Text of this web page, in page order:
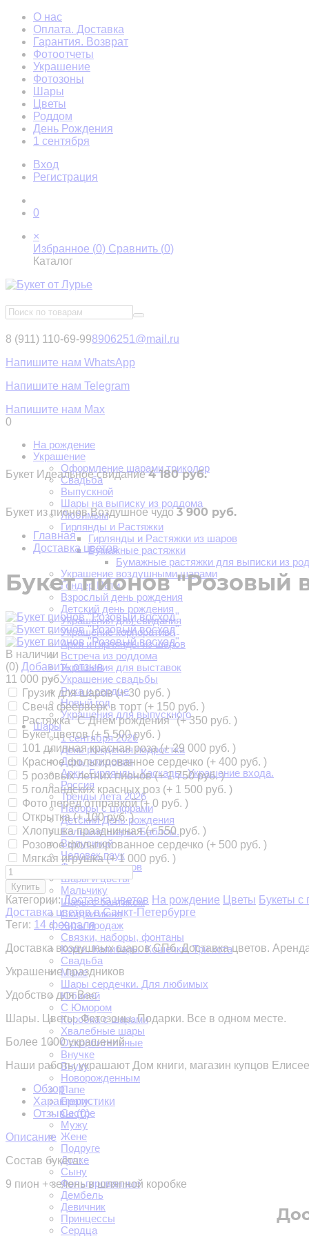
О нас
Оплата. Доставка
Гарантия. Возврат
Фотоотчеты
Украшение
Фотозоны
Шары
Цветы
Роддом
День Рождения
1 сентября
Вход
Регистрация
0
×
Избранное (0) Сравнить (0)
Каталог
8 (911) 110-69-998906251@mail.ru
Напишите нам WhatsApp
Напишите нам Telegram
Напишите нам Max
0
На рождение
Украшение
Оформление шарами триколор
Свадьба
Выпускной
Шары на выписку из роддома
Любимым
Гирлянды и Растяжки
Гирлянды и Растяжки из шаров
Бумажные растяжки
Бумажные растяжки для выписки из
Украшение воздушными шарами
Гендер Пати
Взрослый день рождения
Детский день рождения
Украшения для свидания
Украшение корпоратива
Арки и гирлянды из шаров
Встреча из роддома
Украшения для выставок
Украшение свадьбы
Рука и сердце
Новый год
Украшения для выпускного
Шары
1 сентября 2026
День рождения подростка
День рождения
Арки. Гирлянды. Каскады. Украшение входа.
Россия
Тренды лета 2026
Наборы с цифрами
Детский День рождения
Большие шары. Баблсы.
Выпускной
Человек паук
Фигуры из шаров
Шары и цветы
Мальчику
Шары с бантиком
Скидки июня
Хиты продаж
Связки, наборы, фонтаны
Корги. Капибары. Кошечки. Три кота
Свадьба
Маме
Шары сердечки. Для любимых
Юбилей
С Юмором
Коробка с шарами
Хвалебные шары
Оскорбительные
Внучке
Внуку
Новорожденным
Папе
Брату
Сестре
Мужу
Жене
Подруге
Дочке
Сыну
Фольгированные
Дембель
Девичник
Принцессы
Сердца
Букет Идеальное свидание4 180 руб.
Букет из пионов Воздушное чудо 3 900 руб.
Главная
Доставка цветов
Букет пионов "Розовый
В наличии
(0) Добавить отзыв
11 000 руб.
Грузик для шаров (+30 руб. )
Свеча феерверк в торт (+ 150 руб. )
Растяжка "С Днем рождения" (+350 руб. )
Букет цветов (+5 500 руб. )
101 длинная красная роза (+29 000 руб. )
Красное фольгированное сердечко (+ 400 руб. )
5 розовых летних пионов (+1 750 руб.)
5 голландских красных роз (+ 1 500 руб. )
Фото перед отправкой (+ 0 руб. )
Открытка (+100 руб.)
Хлопушка праздничная (+550 руб. )
Розовое фольгированное сердечко (+ 500 руб. )
Мягкая игрушка (+1 000 руб. )
Купить
Категории:Доставка цветов На рождение Цветы Букеты с
Доставка цветов в Санкт-Петербурге
Теги: 14 февраля
Доставка воздушных шаров СПб. Доставка цветов.
Украшение праздников
Удобство для Вас
Шары. Цветы. Фотозоны. Подарки. Все в одном месте.
Более 1000 украшений
Наши работы украшают Дом книги, магазин купцов
Обзор
Характеристики
Отзывы (0)
Описание
Состав букета:
9 пион + зелень в шляпной коробке